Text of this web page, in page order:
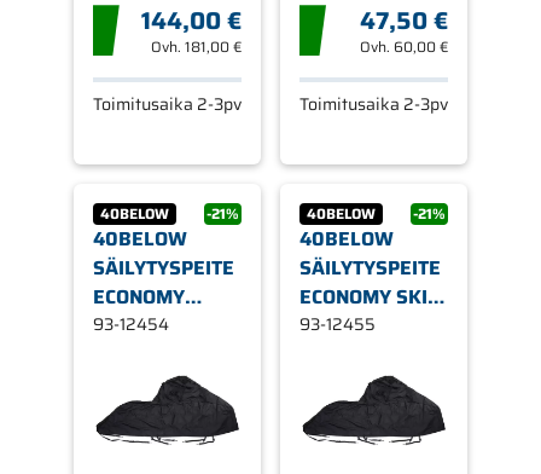
144,00 €
Ovh. 181,00 €
Toimitusaika 2-3pv
47,50 €
Ovh. 60,00 €
Toimitusaika 2-3pv
40BELOW -21%
40BELOW
SÄILYTYSPEITE
ECONOMY
POLARIS
93-12454
40BELOW -21%
40BELOW
SÄILYTYSPEITE
ECONOMY SKI-
DOO
93-12455